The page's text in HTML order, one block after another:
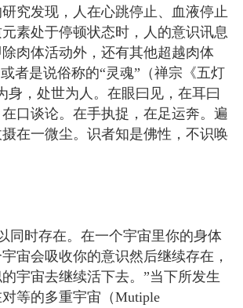
究发现，人在心跳停止、血液停止
素处于停顿状态时，人的意识讯息
肉体活动外，还有其他超越肉体
者是说俗称的“灵魂”（禅宗《五灯
身，处世为人。在眼曰见，在耳曰
口谈论。在手执捉，在足运奔。遍
在一微尘。识者知是佛性，不识唤
同时存在。在一个宇宙里你的身体
宙会吸收你的意识然后继续存在，
宇宙去继续活下去。”当下所发生
等的多重宇宙（Mutiple